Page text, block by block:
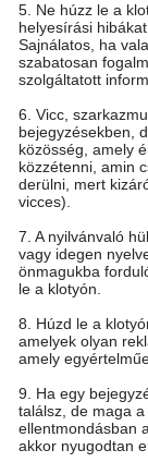
5. Ne húzz le a
helyesírási
Sajnálatos, ha
szabatosan
szolgáltatott
6. Vicc,
bejegyzésekben,
közösség, amely
közzétenni, amin
derülni, mert
vicces).
7. A nyilvánvaló
vagy idegen
önmagukba
le a klotyón.
8. Húzd le a
amelyek olyan
amely
9. Ha egy
találsz, de maga
ellentmondásban
akkor nyugodtan